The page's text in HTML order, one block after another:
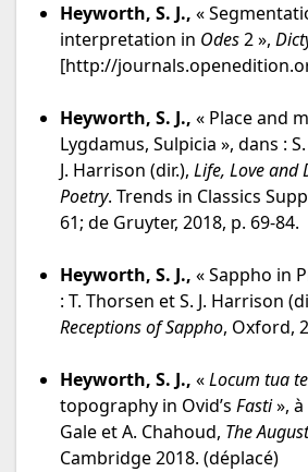
Heyworth, S. J., «
interpretation in Odes2 »,
[http://
Heyworth, S. J., « Place and
Lygdamus, Sulpicia », dans :
J. Harrison (dir.), Life, Love and
Poetry. Trends in Classics
61; de Gruyter, 2018, p. 69-84.
Heyworth, S. J., « Sappho in
: T. Thorsen et S. J. Harrison
Receptions of Sappho, Oxford,
Heyworth, S. J., «Locum tua
topography in Ovid’s Fasti»,
Gale et A. Chahoud, The
Cambridge 2018. (déplacé)